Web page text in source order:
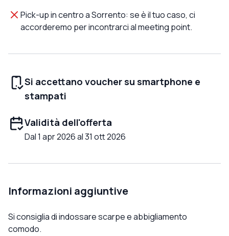
Pick-up in centro a Sorrento: se è il tuo caso, ci
accorderemo per incontrarci al meeting point.
Si accettano voucher su smartphone e
stampati
Validità dell'offerta
Dal 1 apr 2026 al 31 ott 2026
Informazioni aggiuntive
Si consiglia di indossare scarpe e abbigliamento
comodo.